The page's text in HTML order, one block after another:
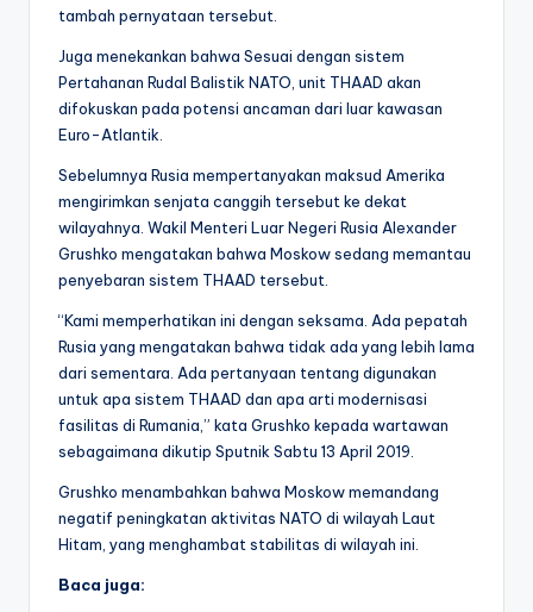
tambah pernyataan tersebut.
Juga menekankan bahwa Sesuai dengan sistem
Pertahanan Rudal Balistik NATO, unit THAAD akan
difokuskan pada potensi ancaman dari luar kawasan
Euro-Atlantik.
Sebelumnya Rusia mempertanyakan maksud Amerika
mengirimkan senjata canggih tersebut ke dekat
wilayahnya. Wakil Menteri Luar Negeri Rusia Alexander
Grushko mengatakan bahwa Moskow sedang memantau
penyebaran sistem THAAD tersebut.
“Kami memperhatikan ini dengan seksama. Ada pepatah
Rusia yang mengatakan bahwa tidak ada yang lebih lama
dari sementara. Ada pertanyaan tentang digunakan
untuk apa sistem THAAD dan apa arti modernisasi
fasilitas di Rumania,” kata Grushko kepada wartawan
sebagaimana dikutip Sputnik Sabtu 13 April 2019.
Grushko menambahkan bahwa Moskow memandang
negatif peningkatan aktivitas NATO di wilayah Laut
Hitam, yang menghambat stabilitas di wilayah ini.
Baca juga: